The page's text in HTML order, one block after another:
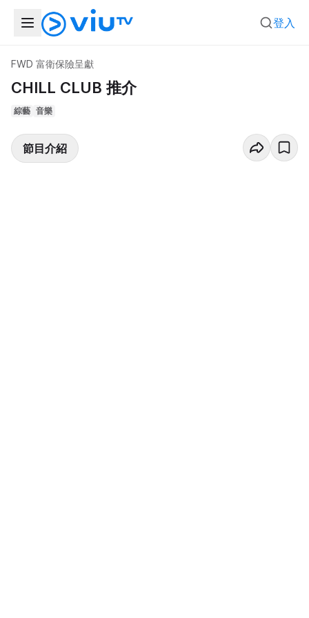
登入
FWD 富衛保險呈獻
CHILL CLUB 推介
綜藝 音樂
節目介紹